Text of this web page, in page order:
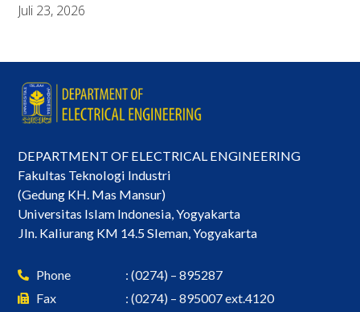
Juli 23, 2026
DEPARTMENT OF ELECTRICAL ENGINEERING
Fakultas Teknologi Industri
(Gedung KH. Mas Mansur)
Universitas Islam Indonesia, Yogyakarta
Jln. Kaliurang KM 14.5 Sleman, Yogyakarta
Phone
Fax
: (0274) – 895287
: (0274) – 895007 ext.4120